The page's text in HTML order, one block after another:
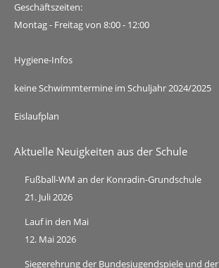
Geschäftszeiten:
Montag - Freitag von 8:00 - 12:00
Hygiene-Infos
keine Schwimmtermine im Schuljahr 2024/2025
Eislaufplan
Aktuelle Neuigkeiten aus der Schule
Fußball-WM an der Konradin-Grundschule
21. Juli 2026
Lauf in den Mai
12. Mai 2026
Siegerehrung der Bundesjugendspiele und der